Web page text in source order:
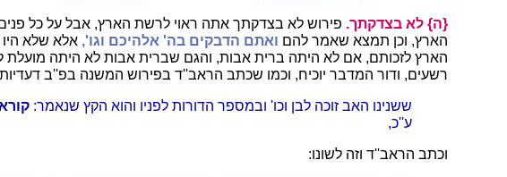
{ה} לא בצדקתך. פירוש לא בצדקתך אתה ראוי לרשת הארץ, אבל על כל פנים
הארץ, וכן תמצא שאמר להם ואתם הדבקים בה' אלהיכם וגו', אלא שלא
הארץ לזכותם, אם לא היתה ברית אבות, והגם שברית אבות לא היתה מועלת
רשעים, ודור המדבר יוכיח, וכמו שכתב הראב''ד בפירוש המשנה בפ''ב
ששנינו האב זוכה לבן וכו' ובמספר הדורות לפניו והוא הקץ שנאמר:
ע''כ,
וכתב הראב''ד וזה לשונו: